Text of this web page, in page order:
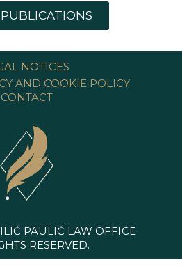
NOTICES
AND COOKIE POLICY
CONTACT
PAULIĆ LAW OFFICE
RESERVED.